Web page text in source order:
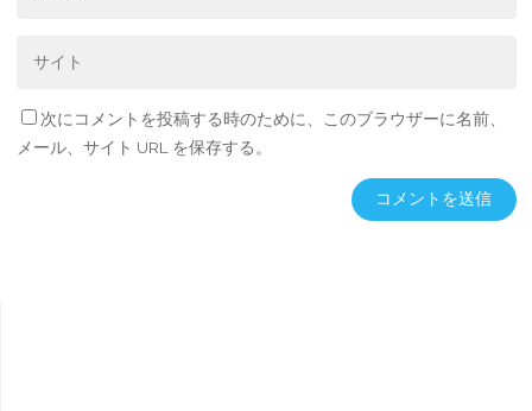
次にコメントを投稿する時のために、このブラウザーに名前、
メール、サイト URL を保存する。